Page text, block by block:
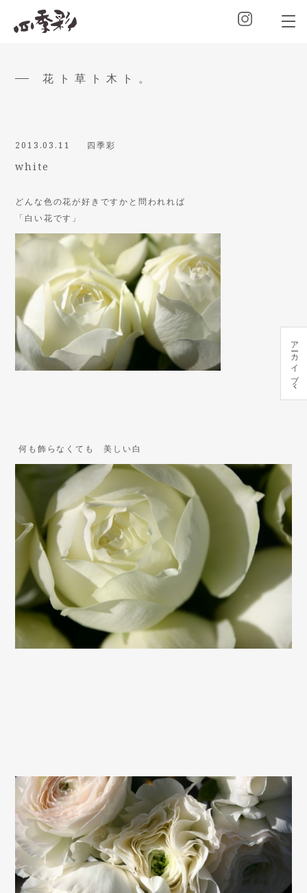
花ト草ト木ト。
2013.03.11 四季彩
white
どんな色の花が好きですかと問われれば
「白い花です」
何も飾らなくても 美しい白
アーカイブ